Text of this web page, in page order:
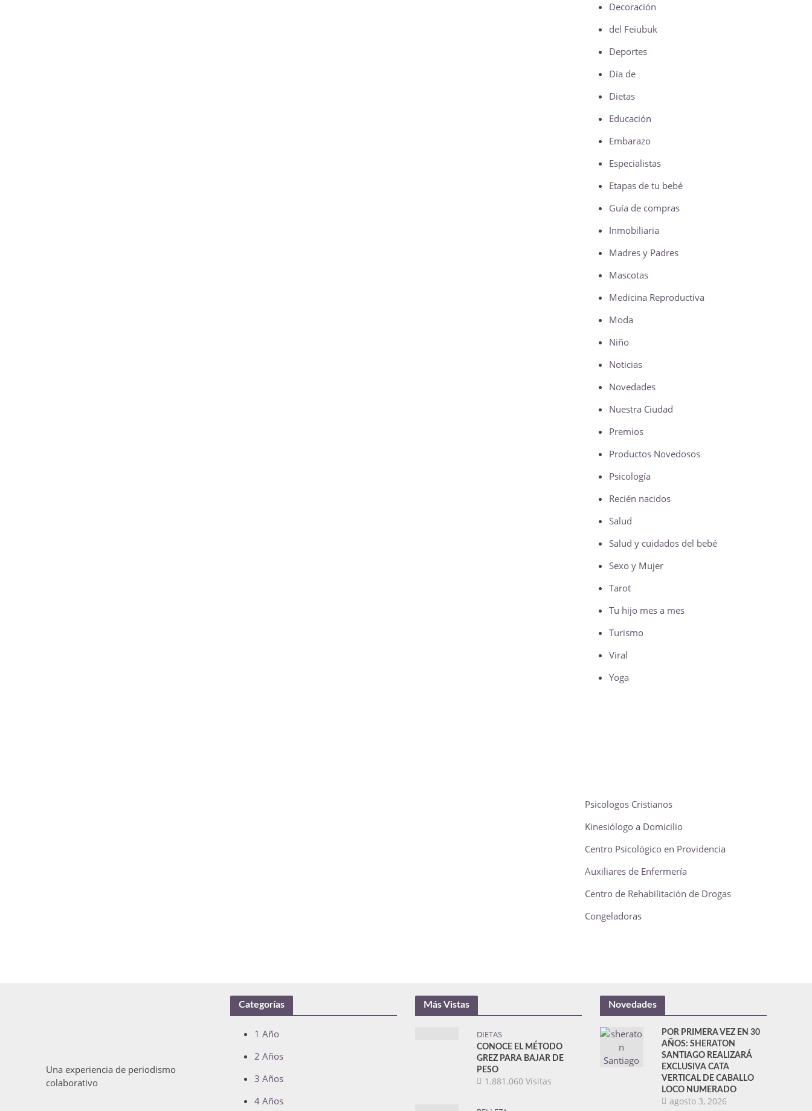
Decoración
del Feiubuk
Deportes
Día de
Dietas
Educación
Embarazo
Especialistas
Etapas de tu bebé
Guía de compras
Inmobiliaria
Madres y Padres
Mascotas
Medicina Reproductiva
Moda
Niño
Noticias
Novedades
Nuestra Ciudad
Premios
Productos Novedosos
Psicología
Recién nacidos
Salud
Salud y cuidados del bebé
Sexo y Mujer
Tarot
Tu hijo mes a mes
Turismo
Viral
Yoga
Psicologos Cristianos
Kinesiólogo a Domicilio
Centro Psicológico en Providencia
Auxiliares de Enfermería
Centro de Rehabilitación de Drogas
Congeladoras
Una experiencia de periodismo
colaborativo
Categorías
1 Año
2 Años
3 Años
4 Años
Más Vistas
DIETAS
CONOCE EL MÉTODO
GREZ PARA BAJAR DE
PESO
1.881.060 Visitas
Novedades
POR PRIMERA VEZ EN 30
AÑOS: SHERATON
SANTIAGO REALIZARÁ
EXCLUSIVA CATA
VERTICAL DE CABALLO
LOCO NUMERADO
agosto 3, 2026